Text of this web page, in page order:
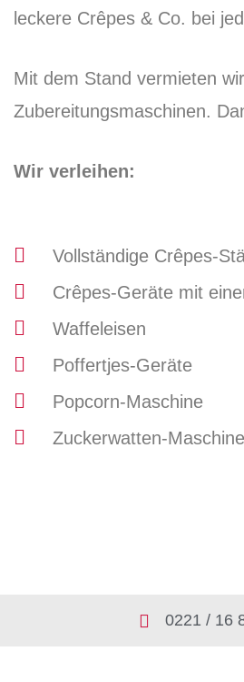
leckere Crêpes & Co. bei
Mit dem Stand vermieten
Zubereitungsmaschinen.
Wir verleihen:
Vollständige Crêpes-
Crêpes-Geräte mit
Waffeleisen
Poffertjes-Geräte
Popcorn-Maschine
Zuckerwatten-
0221 / 16